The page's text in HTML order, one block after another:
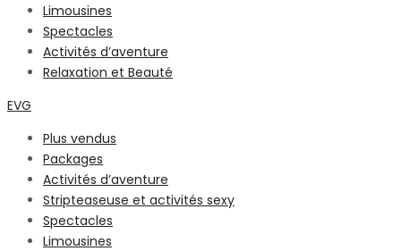
Limousines
Spectacles
Activités d’aventure
Relaxation et Beauté
EVG
Plus vendus
Packages
Activités d’aventure
Stripteaseuse et activités sexy
Spectacles
Limousines